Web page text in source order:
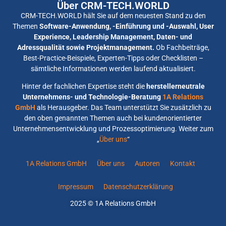
Über CRM-TECH.WORLD
CRM-TECH.WORLD hält Sie auf dem neuesten Stand zu den
Themen Software-Anwendung, -Einführung und -Auswahl, User
Experience, Leadership Management, Daten- und
Adressqualität sowie Projektmanagement. Ob Fachbeiträge,
Best-Practice-Beispiele, Experten-Tipps oder Checklisten –
sämtliche Informationen werden laufend aktualisiert.
Hinter der fachlichen Expertise steht die herstellerneutrale
Unternehmens- und Technologie-Beratung 1A Relations
GmbH als Herausgeber. Das Team unterstützt Sie zusätzlich zu
den oben genannten Themen auch bei kundenorientierter
Unternehmensentwicklung und Prozessoptimierung. Weiter zum
„Über uns“
1A Relations GmbH Über uns Autoren Kontakt
Impressum Datenschutzerklärung
2025 © 1A Relations GmbH